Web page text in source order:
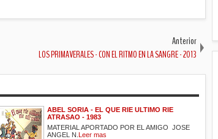
Anterior
LOS PRIMAVERALES - CON EL RITMO EN LA SANGRE - 2013
ABEL SORIA - EL QUE RIE ULTIMO RIE
ATRASAO - 1983
MATERIAL APORTADO POR EL AMIGO JOSE
ANGEL N. Leer mas